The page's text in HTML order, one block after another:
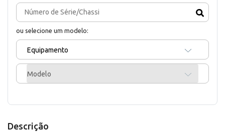
ou selecione um modelo:
Equipamento
Modelo
Descrição